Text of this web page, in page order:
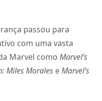
passou para
com uma vasta
Marvel como Marvel’s
Miles Morales eMarvel’s